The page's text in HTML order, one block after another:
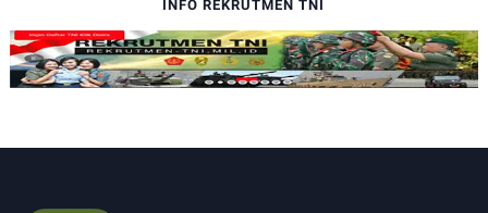
INFO REKRUTMEN TNI